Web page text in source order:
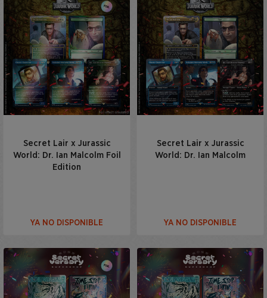
Secret Lair x Jurassic
World: Dr. Ian Malcolm Foil
Edition
YA NO DISPONIBLE
Secret Lair x Jurassic
World: Dr. Ian Malcolm
YA NO DISPONIBLE